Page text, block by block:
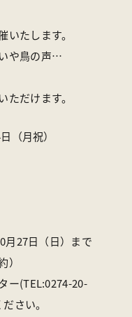
い合わせ
村楢原310-1
0274-59-2520
たします。
や鳥の声…
だけます。
（月祝）
月27日（日）まで
）
ー(TEL:0274-20-
さい。